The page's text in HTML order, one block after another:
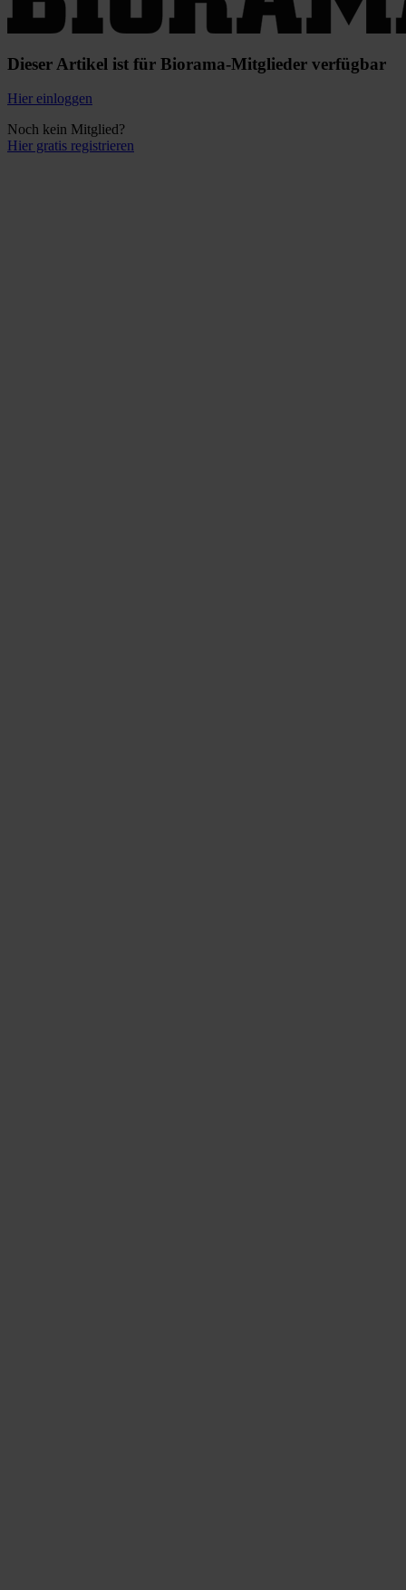
Dieser Artikel ist für Biorama-Mitglieder verfügbar
Hier einloggen
Noch kein Mitglied?
Hier gratis registrieren